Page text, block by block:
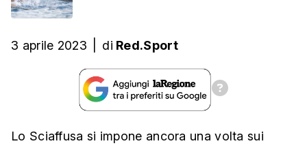
3 aprile 2023 di Red.Sport
Lo Sciaffusa si impone ancora una volta sui